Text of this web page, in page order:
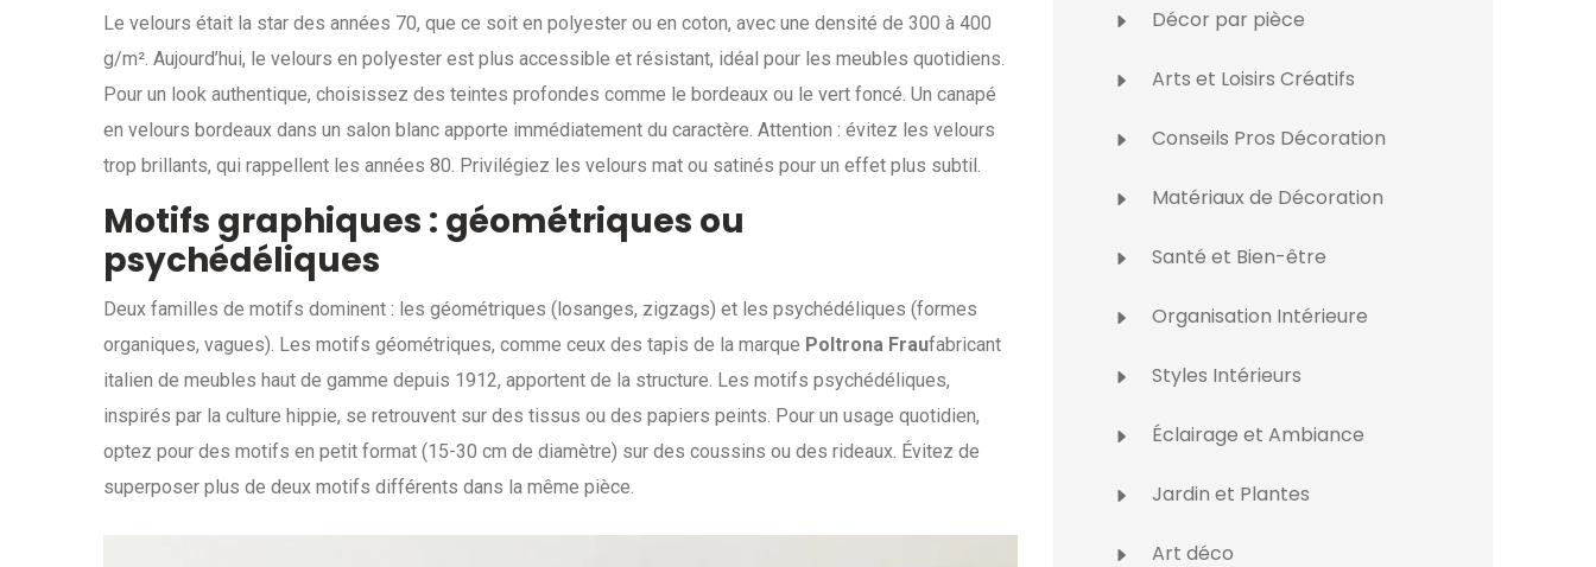
Le velours était la star des années 70, que ce soit en polyester ou en coton, avec une densité de 300 à 400
g/m². Aujourd’hui, le velours en polyester est plus accessible et résistant, idéal pour les meubles quotidiens.
Pour un look authentique, choisissez des teintes profondes comme le bordeaux ou le vert foncé. Un canapé
en velours bordeaux dans un salon blanc apporte immédiatement du caractère. Attention : évitez les velours
trop brillants, qui rappellent les années 80. Privilégiez les velours mat ou satinés pour un effet plus subtil.
Motifs graphiques : géométriques ou
psychédéliques
Deux familles de motifs dominent : les géométriques (losanges, zigzags) et les psychédéliques (formes
organiques, vagues). Les motifs géométriques, comme ceux des tapis de la marque Poltrona Fraufabricant
italien de meubles haut de gamme depuis 1912, apportent de la structure. Les motifs psychédéliques,
inspirés par la culture hippie, se retrouvent sur des tissus ou des papiers peints. Pour un usage quotidien,
optez pour des motifs en petit format (15-30 cm de diamètre) sur des coussins ou des rideaux. Évitez de
superposer plus de deux motifs différents dans la même pièce.
Décor par pièce
Arts et Loisirs Créatifs
Conseils Pros Décoration
Matériaux de Décoration
Santé et Bien-être
Organisation Intérieure
Styles Intérieurs
Éclairage et Ambiance
Jardin et Plantes
Art déco